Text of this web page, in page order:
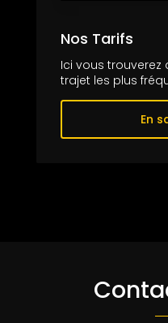
Nos Tarifs
Ici vous trouverez
trajet les plus
En